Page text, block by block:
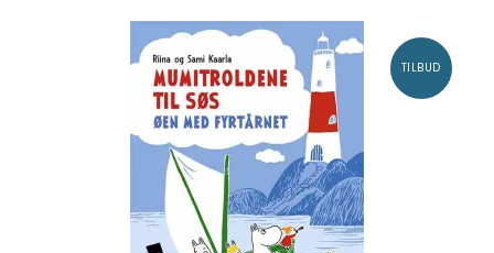
TILBUD